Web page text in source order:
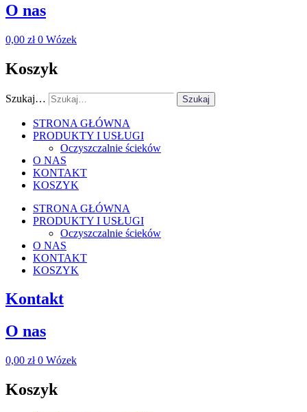
O nas
0,00 zł 0 Wózek
Koszyk
Szukaj… Szukaj
STRONA GŁÓWNA
PRODUKTY I USŁUGI
Oczyszczalnie ścieków
O NAS
KONTAKT
KOSZYK
STRONA GŁÓWNA
PRODUKTY I USŁUGI
Oczyszczalnie ścieków
O NAS
KONTAKT
KOSZYK
Kontakt
O nas
0,00 zł 0 Wózek
Koszyk